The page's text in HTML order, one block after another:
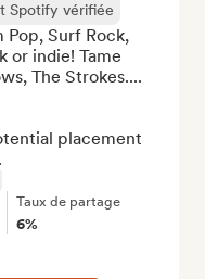
Spotify vérifiée
Pop, Surf Rock,
or indie! Tame
The Strokes....
placement
Taux de partage
6%